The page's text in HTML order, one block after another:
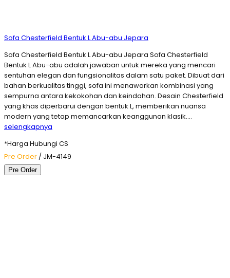
Sofa Chesterfield Bentuk L Abu-abu Jepara
Sofa Chesterfield Bentuk L Abu-abu Jepara Sofa Chesterfield
Bentuk L Abu-abu adalah jawaban untuk mereka yang mencari
sentuhan elegan dan fungsionalitas dalam satu paket. Dibuat dari
bahan berkualitas tinggi, sofa ini menawarkan kombinasi yang
sempurna antara kekokohan dan keindahan. Desain Chesterfield
yang khas diperbarui dengan bentuk L, memberikan nuansa
modern yang tetap memancarkan keanggunan klasik….
selengkapnya
*Harga Hubungi CS
Pre Order / JM-4149
Pre Order